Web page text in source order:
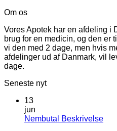
Om os
Vores Apotek har en afdeling i
brug for en medicin, og den
vi den med 2 dage, men hvis
afdelinger ud af Danmark, vil
dage.
Seneste nyt
13
jun
Nembutal Beskrivelse